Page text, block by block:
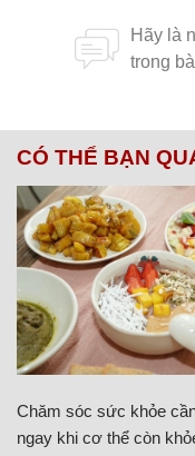
CÓ THỂ BẠN
Chăm sóc sức khỏe
ngay khi cơ thể còn